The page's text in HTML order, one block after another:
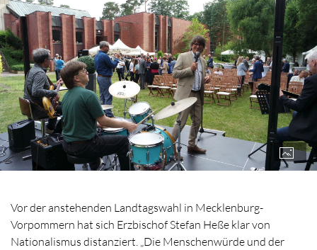
Vor der anstehenden Landtagswahl in Mecklenburg-
Vorpommern hat sich Erzbischof Stefan Heße klar von
Nationalismus distanziert. „Die Menschenwürde und der